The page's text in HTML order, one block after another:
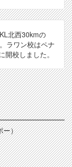
北西30kmの
ラワン校はペナ
校しました。
ー）